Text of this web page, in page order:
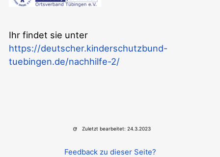
Ihr findet sie unter
https://deutscher.kinderschutzbund-
tuebingen.de/nachhilfe-2/
Zuletzt bearbeitet: 24.3.2023
Feedback zu dieser Seite?